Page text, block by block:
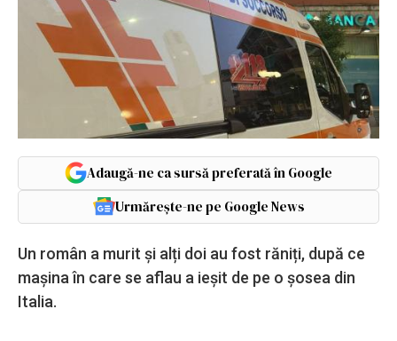
Adaugă-ne ca sursă preferată în Google
Urmărește-ne pe Google News
Un român a murit și alți doi au fost răniți, după ce
mașina în care se aflau a ieșit de pe o șosea din
Italia.